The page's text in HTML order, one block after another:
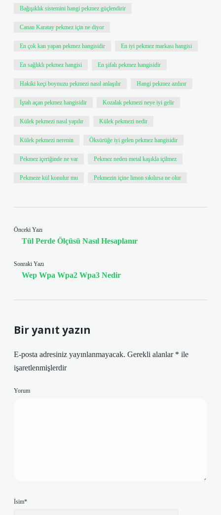
Bağışıklık sistemini hangi pekmez güçlendirir
Canan Karatay pekmez için ne diyor
En çok kan yapan pekmez hangisidir En iyi pekmez markası hangisi
En sağlıklı pekmez hangisi En şifalı pekmez hangisidir
Hakiki keçi boynuzu pekmezi nasıl anlaşılır Hangi pekmez azdırır
İştah açan pekmez hangisidir Kozalak pekmezi neye iyi gelir
Külek pekmezi nasıl yapılır Külek pekmezi nedir
Külek pekmezi nerenin Öksürüğe iyi gelen pekmez hangisidir
Pekmez içeriğinde ne var Pekmez neden metal kaşıkla içilmez
Pekmeze kül konulur mu Pekmezin içine limon sıkılırsa ne olur
Önceki Yazı
Tül Perde Ölçüsü Nasıl Hesaplanır
Sonraki Yazı
Wep Wpa Wpa2 Wpa3 Nedir
Bir yanıt yazın
E-posta adresiniz yayınlanmayacak. Gerekli alanlar * ile
işaretlenmişlerdir
Yorum
İsim*